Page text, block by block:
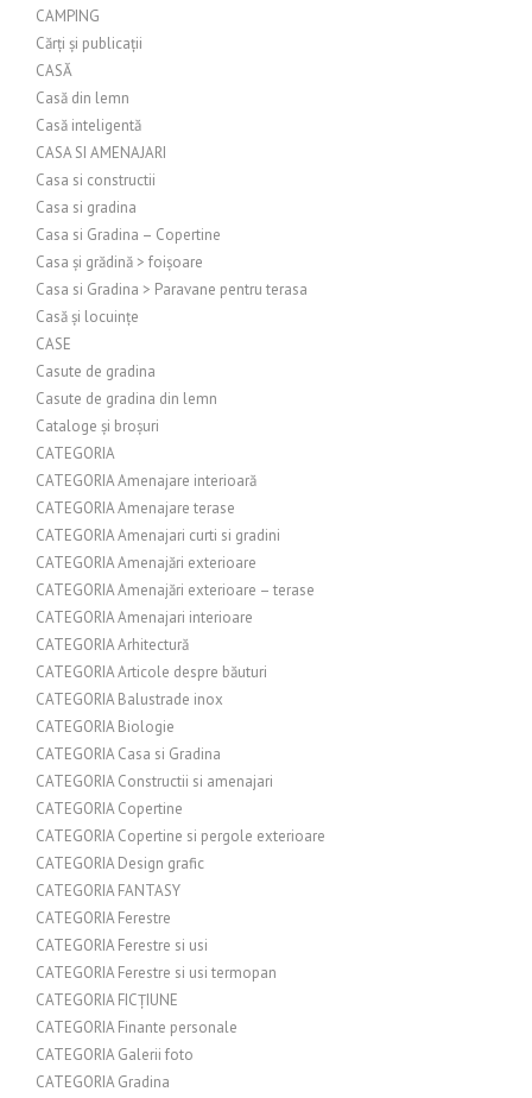
CAMPING
Cărți și publicații
CASĂ
Casă din lemn
Casă inteligentă
CASA SI AMENAJARI
Casa si constructii
Casa si gradina
Casa si Gradina – Copertine
Casa și grădină > foișoare
Casa si Gradina > Paravane pentru terasa
Casă și locuințe
CASE
Casute de gradina
Casute de gradina din lemn
Cataloge și broșuri
CATEGORIA
CATEGORIA Amenajare interioară
CATEGORIA Amenajare terase
CATEGORIA Amenajari curti si gradini
CATEGORIA Amenajări exterioare
CATEGORIA Amenajări exterioare – terase
CATEGORIA Amenajari interioare
CATEGORIA Arhitectură
CATEGORIA Articole despre băuturi
CATEGORIA Balustrade inox
CATEGORIA Biologie
CATEGORIA Casa si Gradina
CATEGORIA Constructii si amenajari
CATEGORIA Copertine
CATEGORIA Copertine si pergole exterioare
CATEGORIA Design grafic
CATEGORIA FANTASY
CATEGORIA Ferestre
CATEGORIA Ferestre si usi
CATEGORIA Ferestre si usi termopan
CATEGORIA FICȚIUNE
CATEGORIA Finante personale
CATEGORIA Galerii foto
CATEGORIA Gradina